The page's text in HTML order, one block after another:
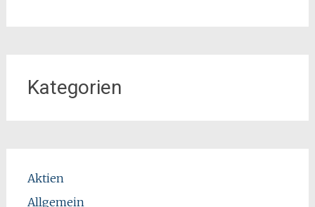
Kategorien
Aktien
Allgemein